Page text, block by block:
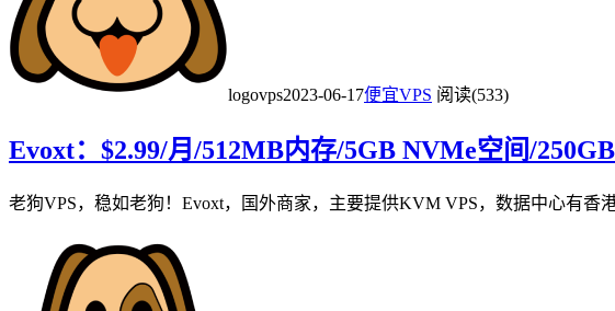
logovps2023-06-17便宜VPS 阅读(533)
Evoxt：$2.99/月/512MB内存/5GB NVMe空间/
老狗VPS，稳如老狗！Evoxt，国外商家，主要提供KVM VPS，数据中心有